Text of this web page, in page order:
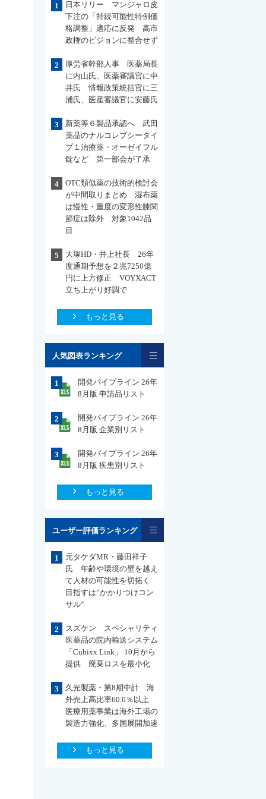
1
日本リリー マンジャロ皮
下注の「持続可能性特例価
格調整」適応に反発 高市
政権のビジョンに整合せず
2
厚労省幹部人事 医薬局長
に内山氏、医薬審議官に中
井氏 情報政策統括官に三
浦氏、医産審議官に安藤氏
3
新薬等６製品承認へ 武田
薬品のナルコレプシータイ
プ１治療薬・オーゼイフル
錠など 第一部会が了承
4
OTC類似薬の技術的検討会
が中間取りまとめ 湿布薬
は慢性・重度の変形性膝関
節症は除外 対象1042品
目
5
大塚HD・井上社長 26年
度通期予想を２兆7250億
円に上方修正 VOYXACT
立ち上がり好調で
もっと見る
人気図表ランキング
1
開発パイプライン 26年
8月版 申請品リスト
2
開発パイプライン 26年
8月版 企業別リスト
3
開発パイプライン 26年
8月版 疾患別リスト
もっと見る
ユーザー評価ランキング
1
元タケダMR・藤田祥子
氏 年齢や環境の壁を越え
て人材の可能性を切拓く
目指すは”かかりつけコン
サル“
2
スズケン スペシャリティ
医薬品の院内輸送システム
「Cubixx Link」 10月から
提供 廃棄ロスを最小化
3
久光製薬・第8期中計 海
外売上高比率60.0％以上
医療用薬事業は海外工場の
製造力強化、多国展開加速
もっと見る